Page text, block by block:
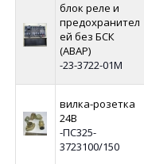
блок реле и
предохранител
ей без БСК
(АВАР)
-23-3722-01М
вилка-розетка
24В
-ПС325-
3723100/150